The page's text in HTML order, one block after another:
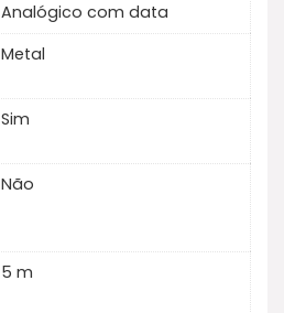
Analógico com data
Metal
Sim
Não
5 m